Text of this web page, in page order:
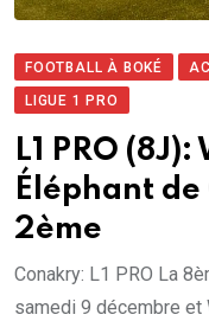
FOOTBALL À BOKÉ
LIGUE 1 PRO
L1 PRO
Éléphant de
2ème
Conakry: L1 PRO La
samedi 9 décembre et